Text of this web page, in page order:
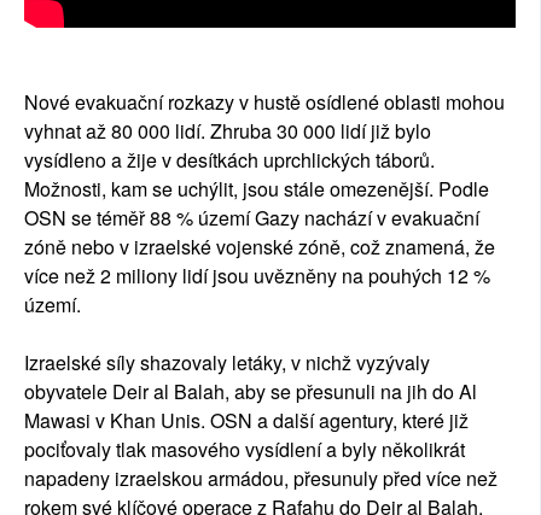
Nové evakuační rozkazy v hustě osídlené oblasti mohou
vyhnat až 80 000 lidí. Zhruba 30 000 lidí již bylo
vysídleno a žije v desítkách uprchlických táborů.
Možnosti, kam se uchýlit, jsou stále omezenější. Podle
OSN se téměř 88 % území Gazy nachází v evakuační
zóně nebo v izraelské vojenské zóně, což znamená, že
více než 2 miliony lidí jsou uvězněny na pouhých 12 %
území.
Izraelské síly shazovaly letáky, v nichž vyzývaly
obyvatele Deir al Balah, aby se přesunuli na jih do Al
Mawasi v Khan Unis. OSN a další agentury, které již
pociťovaly tlak masového vysídlení a byly několikrát
napadeny izraelskou armádou, přesunuly před více než
rokem své klíčové operace z Rafahu do Deir al Balah.